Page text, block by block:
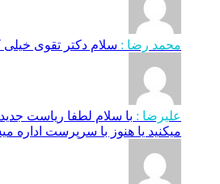
محمد رضا : سلام دکتر تقوی
علیرضا : با سلام لطفا ریاست
میکنید یا هنوز با سرپرست اداره‌